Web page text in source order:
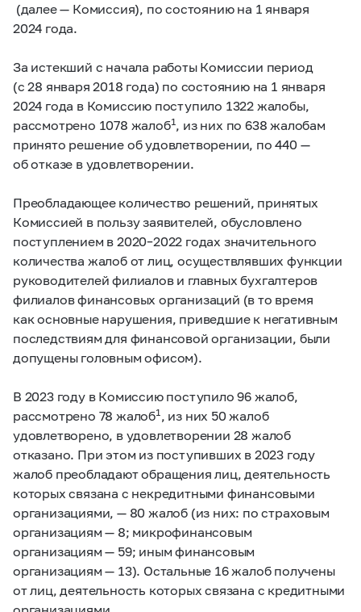
(далее — Комиссия), по состоянию на 1 января
2024 года.
За истекший с начала работы Комиссии период
(с 28 января 2018 года) по состоянию на 1 января
2024 года в Комиссию поступило 1322 жалобы,
рассмотрено 1078 жалоб1, из них по 638 жалобам
принято решение об удовлетворении, по 440 —
об отказе в удовлетворении.
Преобладающее количество решений, принятых
Комиссией в пользу заявителей, обусловлено
поступлением в2020–2022 годах значительного
количества жалоб от лиц, осуществлявших функции
руководителей филиалов и главных бухгалтеров
филиалов финансовых организаций (в то время
как основные нарушения, приведшие к негативным
последствиям для финансовой организации, были
допущены головным офисом).
В 2023 году в Комиссию поступило 96 жалоб,
рассмотрено 78 жалоб1, из них 50 жалоб
удовлетворено, в удовлетворении 28 жалоб
отказано. При этом из поступивших в 2023 году
жалоб преобладают обращения лиц, деятельность
которых связана с некредитными финансовыми
организациями, — 80 жалоб (из них: по страховым
организациям — 8; микрофинансовым
организациям — 59; иным финансовым
организациям — 13). Остальные 16 жалоб получены
от лиц, деятельность которых связана с кредитными